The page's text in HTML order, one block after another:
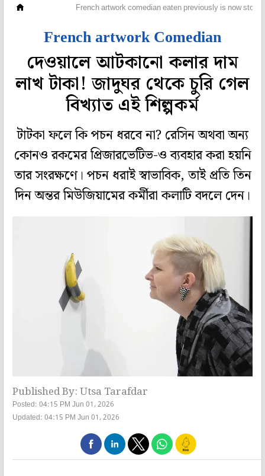
French artwork comedian eaten previously is now stolen
French artwork Comedian
দেওয়ালে আটকানো কলার দাম
লাখ টাকা! জাদুঘর থেকে চুরি গেল
বিখ্যাত এই শিল্পকর্ম
টাটকা ফলে কি পচন ধরবে না? রেসিন অথবা অন্য
কোনও রকমের প্রিজারভেটিভ-ও ব্যবহার করা হয়নি
তার সংরক্ষণে। পচন ধরাই স্বাভাবিক, তাই প্রতি তিন
দিন অন্তর মিউজিয়ামের কর্মীরা কলাটি বদলে দেন।
Published By: Utsa Tarafdar
Posted: 04:15 PM Jun 01, 2026
Updated: 04:15 PM Jun 01, 2026